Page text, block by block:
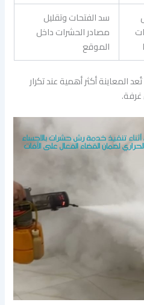
سد الفتحات وتقليل
مصادر الحشرات داخل
الموقع
المعاينة أكثر أهمية عند تكرار
غرفة.